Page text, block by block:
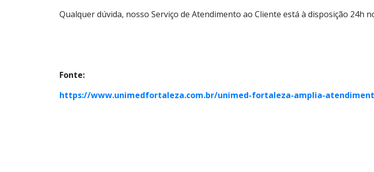
Qualquer dúvida, nosso Serviço de Atendimento ao Cliente está à disposição 24h
Fonte:
https://www.unimedfortaleza.com.br/unimed-fortaleza-amplia-